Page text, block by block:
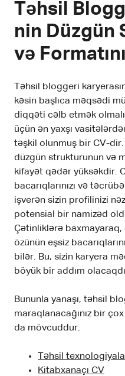
Təhsil
nin Düzgün
və
Təhsil bloggeri
kəsin başlıca məqsədi
diqqəti cəlb etmək
üçün ən yaxşı
təşkil olunmuş bir CV-
düzgün strukturunun və
kifayət qədər yüksəkdir.
bacarıqlarınızı və
işverən sizin profilinizi
potensial bir namizəd
Çətinliklərə
özünün eşsiz
bilər. Bu, sizin karyera
böyük bir addım
Bununla yanaşı, təhsil
maraqlanacağınız bir
da mövcuddur.
Təhsil
Kitabxanaçı CV